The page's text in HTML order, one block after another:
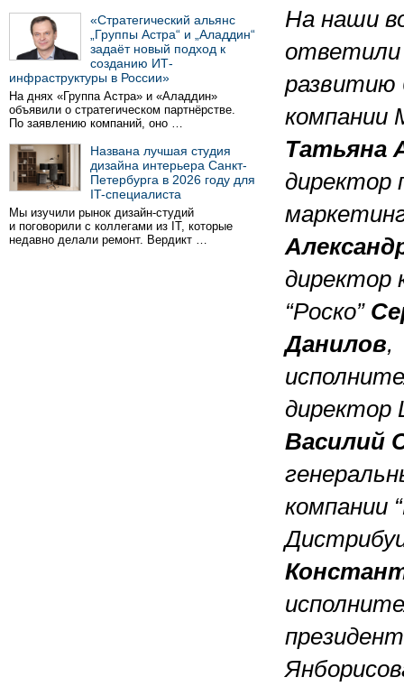
«Стратегический альянс
„Группы Астра“ и „Аладдин“
задаёт новый подход к
созданию ИТ-
инфраструктуры в России»
На днях «Группа Астра» и «Аладдин»
объявили о стратегическом партнёрстве.
По заявлению компаний, оно …
Названа лучшая студия
дизайна интерьера Санкт-
Петербурга в 2026 году для
IT-специалиста
Мы изучили рынок дизайн-студий
и поговорили с коллегами из IT, которые
недавно делали ремонт. Вердикт …
На наши
ответили
развитию
компании
Татьяна
директор
директор
“Роско”
Данилов,
директор
Василий
компании